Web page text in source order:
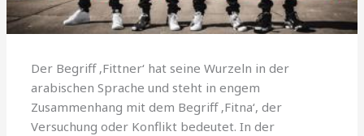
Der Begriff ‚Fittner‘ hat seine Wurzeln in der
arabischen Sprache und steht in engem
Zusammenhang mit dem Begriff ‚Fitna‘, der
Versuchung oder Konflikt bedeutet. In der